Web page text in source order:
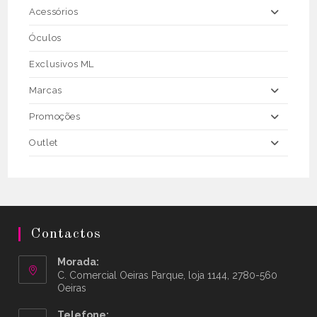
Acessórios
Óculos
Exclusivos ML
Marcas
Promoções
Outlet
Contactos
Morada:
C. Comercial Oeiras Parque, loja 1144, 2780-560
Oeiras
Telefone: